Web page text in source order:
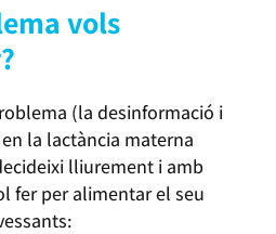
vols
(la desinformació i
la lactància materna
lliurement i amb
fer per alimentar el seu